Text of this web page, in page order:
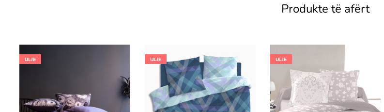
Produkte të afërt
ULJE ULJE ULJE